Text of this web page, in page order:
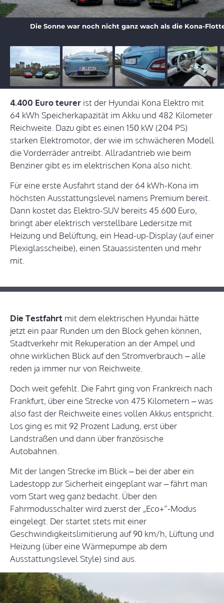
Die Sonne war noch nicht ganz wach als die Kona-
4.400 Euro teurer ist der Hyundai Kona Elektro mit
64 kWh Speicherkapazität im Akku und 482 Kilometer
Reichweite. Dazu gibt es einen 150 kW (204 PS)
starken Elektromotor, der wie im schwächeren Modell
die Vorderräder antreibt. Allradantrieb wie beim
Benziner gibt es im elektrischen Kona also nicht.
Für eine erste Ausfahrt stand der 64 kWh-Kona im
höchsten Ausstattungslevel namens Premium bereit.
Dann kostet das Elektro-SUV bereits 45.600 Euro,
bringt aber elektrisch verstellbare Ledersitze mit
Heizung und Belüftung, ein Head-up-Display (auf einer
Plexiglasscheibe), einen Stauassistenten und mehr
mit.
Die Testfahrt mit dem elektrischen Hyundai hätte
jetzt ein paar Runden um den Block gehen können,
Stadtverkehr mit Rekuperation an der Ampel und
ohne wirklichen Blick auf den Stromverbrauch – alle
reden ja immer nur von Reichweite.
Doch weit gefehlt. Die Fahrt ging von Frankreich nach
Frankfurt, über eine Strecke von 475 Kilometern – was
also fast der Reichweite eines vollen Akkus entspricht.
Los ging es mit 92 Prozent Ladung, erst über
Landstraßen und dann über französische
Autobahnen.
Mit der langen Strecke im Blick – bei der aber ein
Ladestopp zur Sicherheit eingeplant war – fährt man
vom Start weg ganz bedacht. Über den
Fahrmodusschalter wird zuerst der „Eco+“-Modus
eingelegt. Der startet stets mit einer
Geschwindigkeitslimitierung auf 90 km/h, Lüftung und
Heizung (über eine Wärmepumpe ab dem
Ausstattungslevel Style) sind aus.